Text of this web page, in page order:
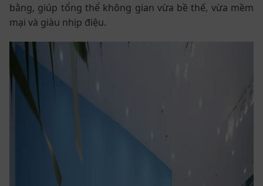
bằng, giúp tổng thể không gian vừa bề thế, vừa mềm
mại và giàu nhịp điệu.